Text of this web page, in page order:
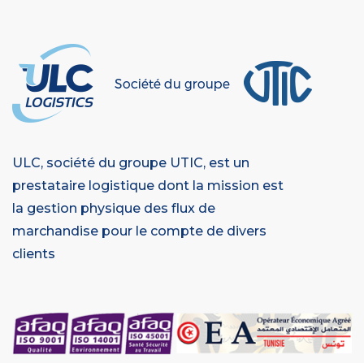
ULC, société du groupe UTIC, est un
prestataire logistique dont la mission est
la gestion physique des flux de
marchandise pour le compte de divers
clients